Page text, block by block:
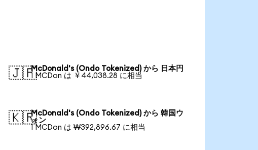
🇯🇵McDonald's (Ondo Tokenized) から 日本円
1 MCDon は ￥44,038.28 に相当
🇰🇷McDonald's (Ondo Tokenized) から 韓国ウ
ォン
1 MCDon は ₩392,896.67 に相当